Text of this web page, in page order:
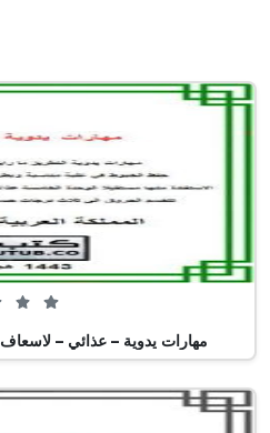
مهارات يدوية – عذائي – لاسعاف